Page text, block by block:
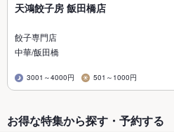
天鴻餃子房 飯田橋店
餃子専門店
中華/飯田橋
3001～4000円 501～1000円
お得な特集から探す・予約する